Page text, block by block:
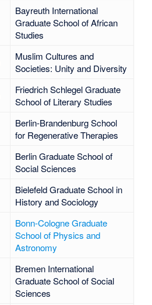
Bayreuth International
Graduate School of African
Studies
Muslim Cultures and
Societies: Unity and Diversity
Friedrich Schlegel Graduate
School of Literary Studies
Berlin-Brandenburg School
for Regenerative Therapies
Berlin Graduate School of
Social Sciences
Bielefeld Graduate School in
History and Sociology
Bonn-Cologne Graduate
School of Physics and
Astronomy
Bremen International
Graduate School of Social
Sciences